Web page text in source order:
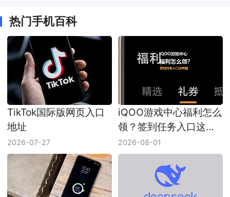
热门手机百科
TikTok国际版网页入口
地址
2026-07-27
iQOO游戏中心福利怎么
领？签到任务入口这样
找
2026-08-01